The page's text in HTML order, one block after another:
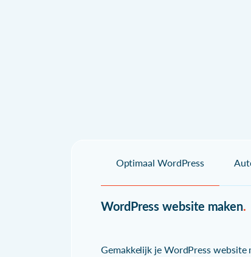
Optimaal WordPress
WordPress website maken.
Gemakkelijk je WordPress